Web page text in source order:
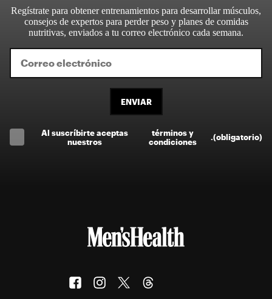
Regístrate para obtener entrenamientos para desarrollar músculos,
consejos de expertos para perder peso y planes de comidas
nutritivas, enviados a tu correo electrónico cada semana.
ENVIAR
Al suscríbirte aceptas
nuestros
términos y
condiciones
.(obligatorio)